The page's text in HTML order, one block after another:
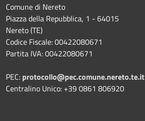
Comune di Nereto
Piazza della Repubblica, 1 - 64015
Nereto (TE)
Codice Fiscale: 00422080671
Partita IVA: 00422080671
PEC: protocollo@pec.comune.nereto.te.it
Centralino Unico: +39 0861 806920